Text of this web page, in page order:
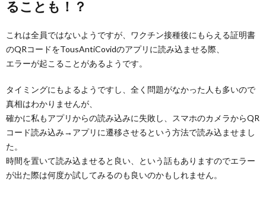
ることも！？
これは全員ではないようですが、ワクチン接種後にもらえる証明書
のQRコードをTousAntiCovidのアプリに読み込ませる際、
エラーが起こることがあるようです。
タイミングにもよるようですし、全く問題がなかった人も多いので
真相はわかりませんが、
確かに私もアプリからの読み込みに失敗し、スマホのカメラからQR
コード読み込み→アプリに遷移させるという方法で読み込ませまし
た。
時間を置いて読み込ませると良い、という話もありますのでエラー
が出た際は何度か試してみるのも良いのかもしれません。